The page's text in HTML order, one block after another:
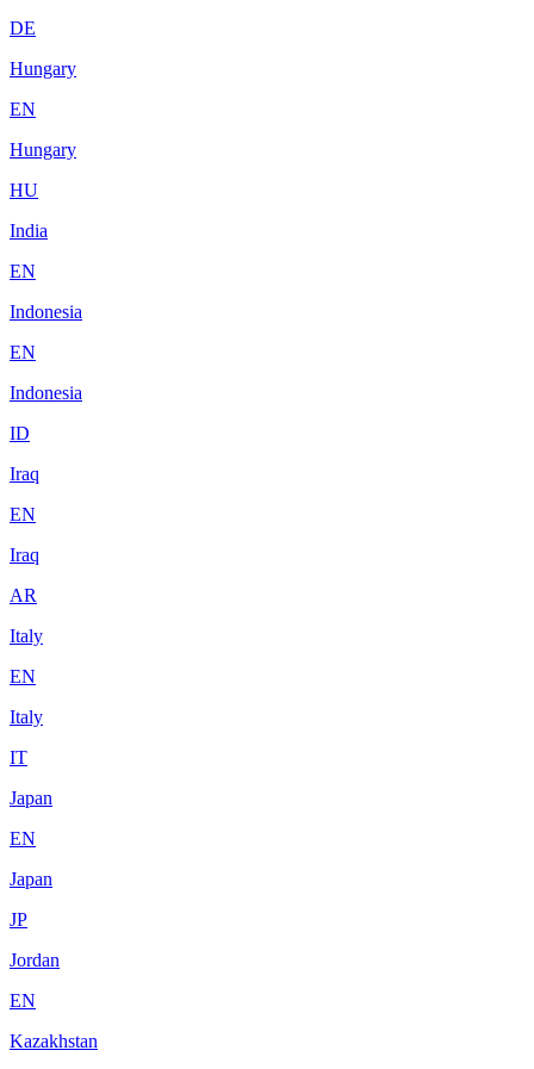
DE
Hungary
EN
Hungary
HU
India
EN
Indonesia
EN
Indonesia
ID
Iraq
EN
Iraq
AR
Italy
EN
Italy
IT
Japan
EN
Japan
JP
Jordan
EN
Kazakhstan